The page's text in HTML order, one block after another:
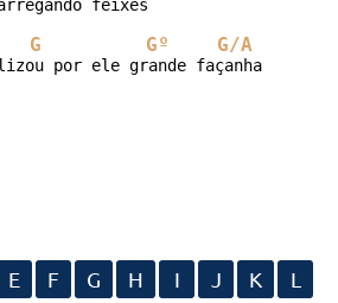
feixes
G Gº G/A
por ele grande façanha
E F G H I J K
L